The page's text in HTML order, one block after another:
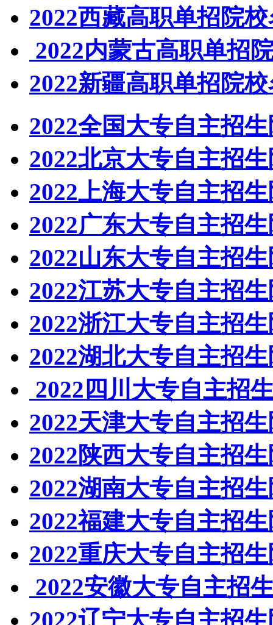
2022西藏高职单招院
2022内蒙古高职单招
2022新疆高职单招院
2022全国大专自主招
2022北京大专自主招
2022上海大专自主招
2022广东大专自主招
2022山东大专自主招
2022江苏大专自主招
2022浙江大专自主招
2022湖北大专自主招
2022四川大专自主招
2022天津大专自主招
2022陕西大专自主招
2022湖南大专自主招
2022福建大专自主招
2022重庆大专自主招
2022安徽大专自主招